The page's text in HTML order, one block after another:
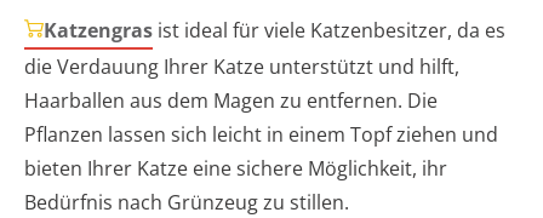
Katzengras ist ideal für viele Katzenbesitzer, da es
die Verdauung Ihrer Katze unterstützt und hilft,
Haarballen aus dem Magen zu entfernen. Die
Pflanzen lassen sich leicht in einem Topf ziehen und
bieten Ihrer Katze eine sichere Möglichkeit, ihr
Bedürfnis nach Grünzeug zu stillen.